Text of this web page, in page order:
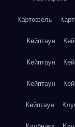
Картофель
Кейптаун
Кейптаун
Кейптаун
Кейптаун